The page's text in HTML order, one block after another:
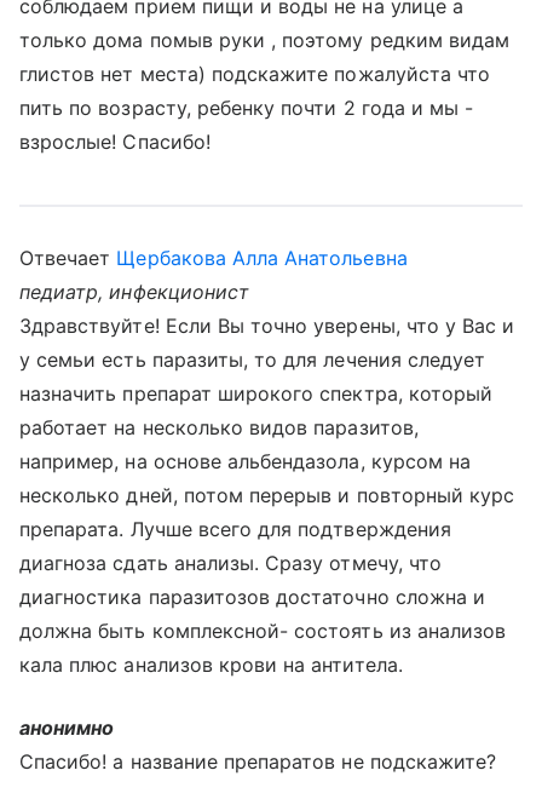
соблюдаем прием пищи и воды не на улице а
только дома помыв руки , поэтому редким видам
глистов нет места) подскажите пожалуйста что
пить по возрасту, ребенку почти 2 года и мы -
взрослые! Спасибо!
Отвечает Щербакова Алла Анатольевна
педиатр, инфекционист
Здравствуйте! Если Вы точно уверены, что у Вас и
у семьи есть паразиты, то для лечения следует
назначить препарат широкого спектра, который
работает на несколько видов паразитов,
например, на основе альбендазола, курсом на
несколько дней, потом перерыв и повторный курс
препарата. Лучше всего для подтверждения
диагноза сдать анализы. Сразу отмечу, что
диагностика паразитозов достаточно сложна и
должна быть комплексной- состоять из анализов
кала плюс анализов крови на антитела.
анонимно
Спасибо! а название препаратов не подскажите?